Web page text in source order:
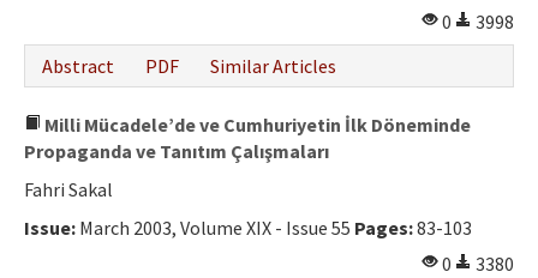
0
3998
Abstract
PDF Similar Articles
Milli Mücadele’de ve Cumhuriyetin İlk Döneminde
Propaganda ve Tanıtım Çalışmaları
Fahri Sakal
Issue: March 2003, Volume XIX - Issue 55 Pages:83-103
0
3380